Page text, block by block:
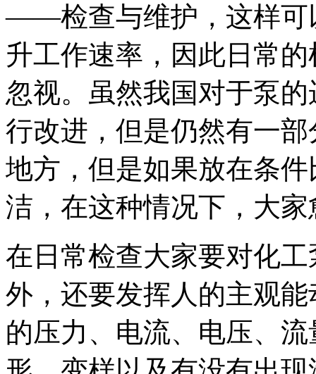
——检查与维护，这样可
升工作速率，因此日常
忽视。虽然我国对于泵
行改进，但是仍然有一
地方，但是如果放在条
洁，在这种情况下，大
在日常检查大家要对化
外，还要发挥人的主观
的压力、电流、电压、